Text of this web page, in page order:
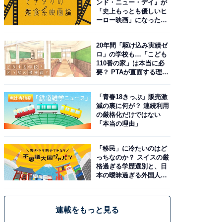
ンド・ニュー・デイ』が
「史上もっとも優しいヒ
ーロー映画」になった理
20年間「駆け込み実績ゼ
ロ」の学校も…「こども
110番の家」は本当に必
要？ PTAが直面する理想
「青春18きっぷ」販売激
減の裏に何が？ 連続利用
の厳格化だけではない
「本当の理由」
「移民」に冷たいのはど
っちなのか？ スイスの厳
格過ぎる学歴選別と、日
本の曖昧過ぎる外国人政
連載をもっと見る